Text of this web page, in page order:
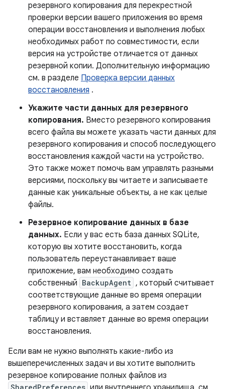
резервного копирования для перекрестной
проверки версии вашего приложения во время
операции восстановления и выполнения любых
необходимых работ по совместимости, если
версия на устройстве отличается от данных
резервной копии. Дополнительную информацию
см. в разделе Проверка версии данных
восстановления .
Укажите части данных для резервного
копирования. Вместо резервного копирования
всего файла вы можете указать части данных для
резервного копирования и способ последующего
восстановления каждой части на устройство.
Это также может помочь вам управлять разными
версиями, поскольку вы читаете и записываете
данные как уникальные объекты, а не как целые
файлы.
Резервное копирование данных в базе
данных. Если у вас есть база данных SQLite,
которую вы хотите восстановить, когда
пользователь переустанавливает ваше
приложение, вам необходимо создать
собственный BackupAgent , который считывает
соответствующие данные во время операции
резервного копирования, а затем создает
таблицу и вставляет данные во время операции
восстановления.
Если вам не нужно выполнять какие-либо из
вышеперечисленных задач и вы хотите выполнить
резервное копирование полных файлов из